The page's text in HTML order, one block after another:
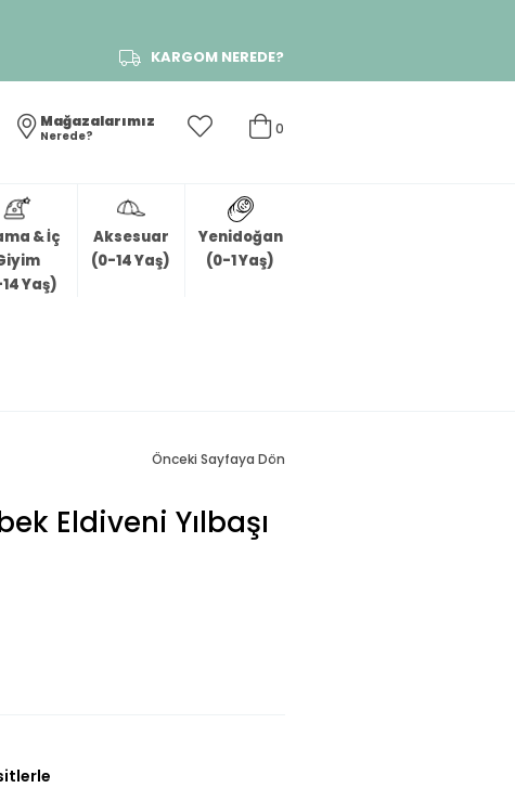
KARGOM NEREDE?
0
Mağazalarımız
Nerede?
& İç
Yaş)
Aksesuar
(0-14 Yaş)
Yenidoğan
(0-1 Yaş)
Önceki Sayfaya Dön
Eldiveni Yılbaşı